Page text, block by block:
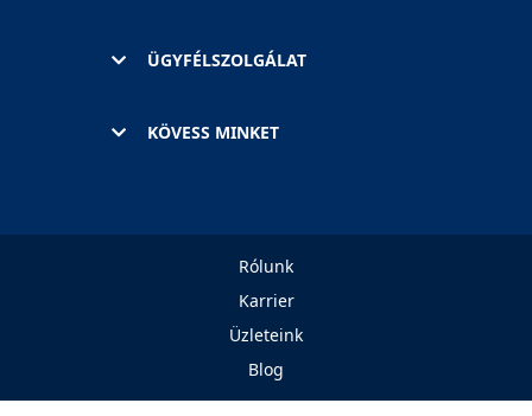
ÜGYFÉLSZOLGÁLAT
KÖVESS MINKET
Rólunk
Karrier
Üzleteink
Blog